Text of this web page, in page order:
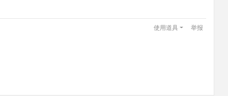
使用道具 举报